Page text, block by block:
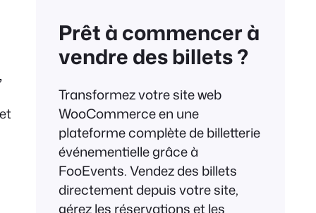
Prêt à commencer à
vendre des billets ?
Transformez votre site web
WooCommerce en une
plateforme complète de billetterie
événementielle grâce à
FooEvents. Vendez des billets
directement depuis votre site,
gérez les réservations et les